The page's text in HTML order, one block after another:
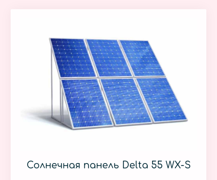
Солнечная панель Delta 55 WX-S